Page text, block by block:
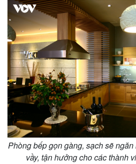
Thế giới
Cuộc sống đó đây
Hồ sơ
Video
Ảnh
E-
Phòng bếp gọn gàng, sạch sẽ
vầy, tận hưởng cho các thành